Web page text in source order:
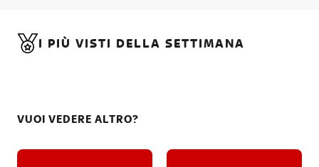
I PIÙ VISTI DELLA SETTIMANA
VUOI VEDERE ALTRO?